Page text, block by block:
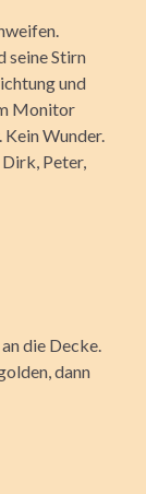
seine Stirn
und
Monitor
Wunder.
Peter,
die Decke.
dann